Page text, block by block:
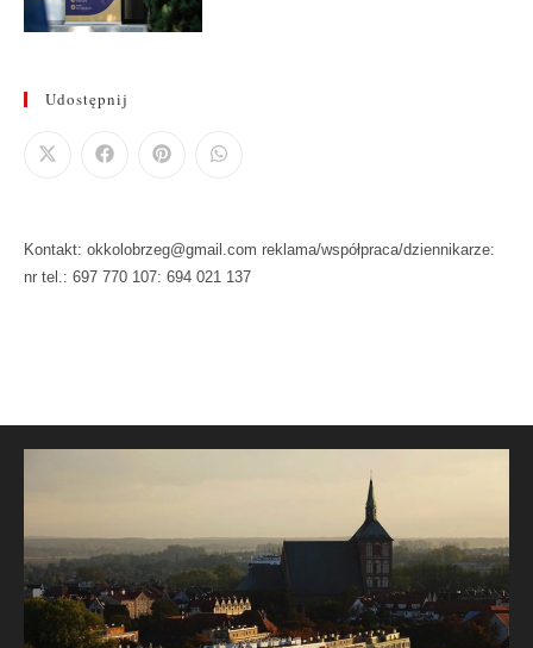
Udostępnij
Kontakt: okkolobrzeg@gmail.com reklama/współpraca/dziennikarze:
nr tel.: 697 770 107: 694 021 137